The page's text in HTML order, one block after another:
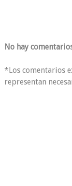
No hay
*Los comentarios
representan